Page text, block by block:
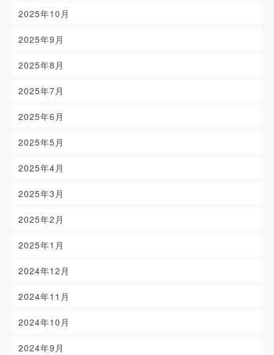
2025年10月
2025年9月
2025年8月
2025年7月
2025年6月
2025年5月
2025年4月
2025年3月
2025年2月
2025年1月
2024年12月
2024年11月
2024年10月
2024年9月